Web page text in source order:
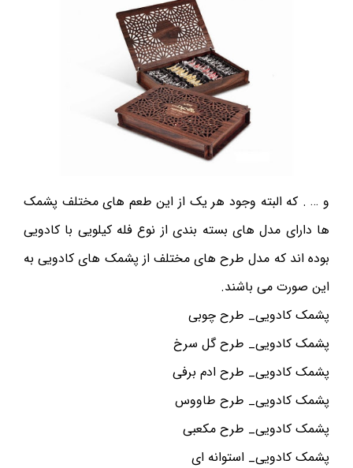
و … . که البته وجود هر یک از این طعم های مختلف پشمک
ها دارای مدل های بسته بندی از نوع فله کیلویی با کادویی
بوده اند که مدل طرح های مختلف از پشمک های کادویی به
این صورت می باشند.
پشمک کادویی_ طرح چوبی
پشمک کادویی_ طرح گل سرخ
پشمک کادویی_ طرح ادم برفی
پشمک کادویی_ طرح طاووس
پشمک کادویی_ طرح مکعبی
پشمک کادویی_ استوانه ای